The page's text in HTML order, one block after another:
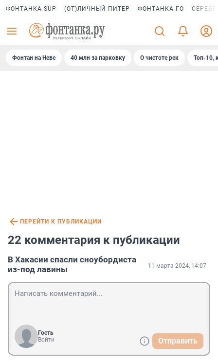
ФОНТАНКА SUP (ОТ)ЛИЧНЫЙ ПИТЕР ФОНТАНКА ГО
Фонтан на Неве 40 млн за парковку О чистоте рек Топ-10,
ПЕРЕЙТИ К ПУБЛИКАЦИИ
22 комментария к публикации
В Хакасии спасли сноубордиста
из-под лавины
11 марта 2024, 14:07
Гость
Войти
Отправить